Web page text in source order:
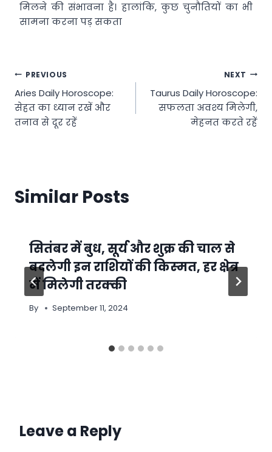
मिलने की संभावना है। हालांकि, कुछ चुनौतियों का भी
सामना करना पड़ सकता
Post
navigation
PREVIOUS
Aries Daily Horoscope:
सेहत का ध्यान रखें और
तनाव से दूर रहें
NEXT
Taurus Daily Horoscope:
सफलता अवश्य मिलेगी,
मेहनत करते रहें
Similar Posts
सितंबर में बुध, सूर्य और शुक्र की चाल से
बदलेगी इन राशियों की किस्‍मत, हर क्षेत्र
में मिलेगी तरक्‍की
By September 11, 2024
Leave a Reply